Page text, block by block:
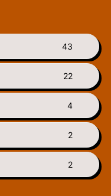
43
22
4
2
2